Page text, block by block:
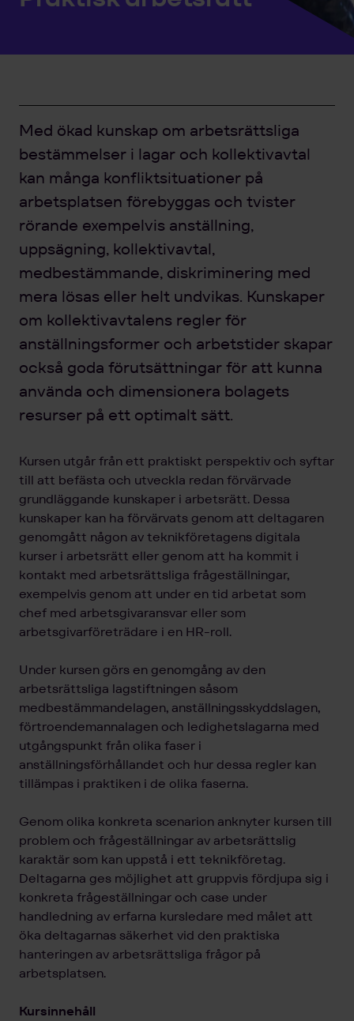
Med ökad kunskap om arbetsrättsliga
bestämmelser i lagar och kollektivavtal
kan många konfliktsituationer på
arbetsplatsen förebyggas och tvister
rörande exempelvis anställning,
uppsägning, kollektivavtal,
medbestämmande, diskriminering med
mera lösas eller helt undvikas. Kunskaper
om kollektivavtalens regler för
anställningsformer och arbetstider skapar
också goda förutsättningar för att kunna
använda och dimensionera bolagets
resurser på ett optimalt sätt.
Kursen utgår från ett praktiskt perspektiv och syftar
till att befästa och utveckla redan förvärvade
grundläggande kunskaper i arbetsrätt. Dessa
kunskaper kan ha förvärvats genom att deltagaren
genomgått någon av teknikföretagens digitala
kurser i arbetsrätt eller genom att ha kommit i
kontakt med arbetsrättsliga frågeställningar,
exempelvis genom att under en tid arbetat som
chef med arbetsgivaransvar eller som
arbetsgivarföreträdare i en HR-roll.
Under kursen görs en genomgång av den
arbetsrättsliga lagstiftningen såsom
medbestämmandelagen, anställningsskyddslagen,
förtroendemannalagen och ledighetslagarna med
utgångspunkt från olika faser i
anställningsförhållandet och hur dessa regler kan
tillämpas i praktiken i de olika faserna.
Genom olika konkreta scenarion anknyter kursen till
problem och frågeställningar av arbetsrättslig
karaktär som kan uppstå i ett teknikföretag.
Deltagarna ges möjlighet att gruppvis fördjupa sig i
konkreta frågeställningar och case under
handledning av erfarna kursledare med målet att
öka deltagarnas säkerhet vid den praktiska
hanteringen av arbetsrättsliga frågor på
arbetsplatsen.
Kursinnehåll